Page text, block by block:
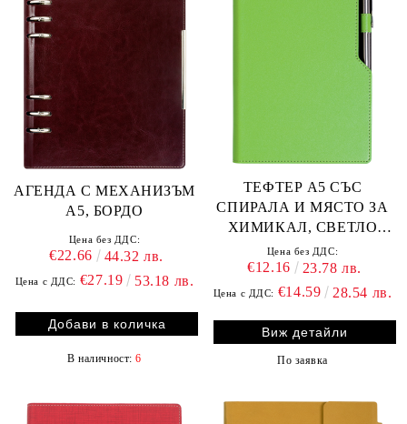
АГЕНДА С МЕХАНИЗЪМ
А5, БОРДО
Цена без ДДС:
€22.66 44.32 лв.
Цена с ДДС: €27.19 53.18 лв.
В наличност:6
ТЕФТЕР А5 СЪС
СПИРАЛА И МЯСТО ЗА
ХИМИКАЛ, СВЕТЛО
ЗЕЛЕН
Цена без ДДС:
€12.16 23.78 лв.
Цена с ДДС: €14.59 28.54 лв.
Виж детайли
По заявка